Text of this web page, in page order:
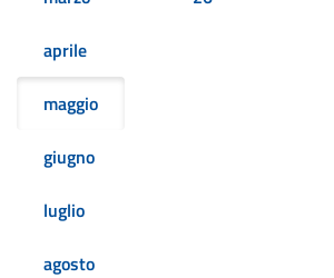
aprile
maggio
giugno
luglio
agosto